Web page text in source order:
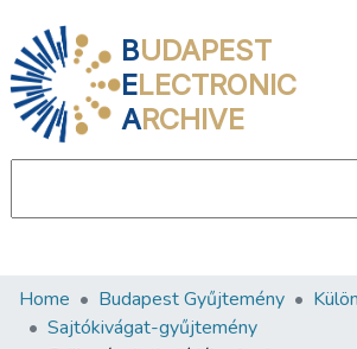
BUDAPEST
ELECTRONIC
ARCHIVE
Communities & Collections
Home Budapest Gyűjtemény
Sajtókivágat-gyűjtemény